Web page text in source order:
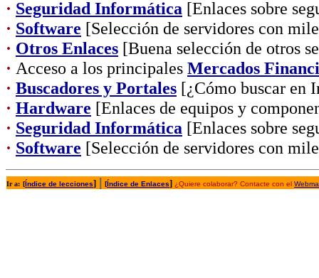
· Seguridad Informática [Enlaces sobre
· Software [Selección de servidores con
· Otros Enlaces [Buena selección de otros
· Acceso a los principales Mercados
· Buscadores y Portales [¿Cómo buscar en
· Hardware [Enlaces de equipos y
· Seguridad Informática [Enlaces sobre
· Software [Selección de servidores con
Ir a: [Índice de lecciones] [Índice de Enlaces] ¿Quiere colaborar? Contacte con el